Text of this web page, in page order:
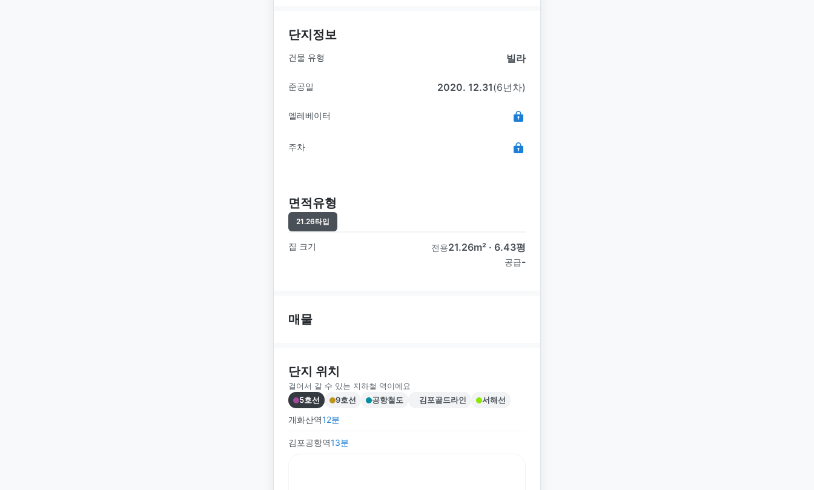
단지정보
건물 유형 빌라
준공일 2020. 12.31(6년차)
엘레베이터
주차
면적유형
21.26타입
집 크기 전용21.26m² · 6.43평
공급-
매물
단지 위치
걸어서 갈 수 있는 지하철 역이에요
5호선
9호선 공항철도 김포골드라인 서해선
개화산역12분
김포공항역13분